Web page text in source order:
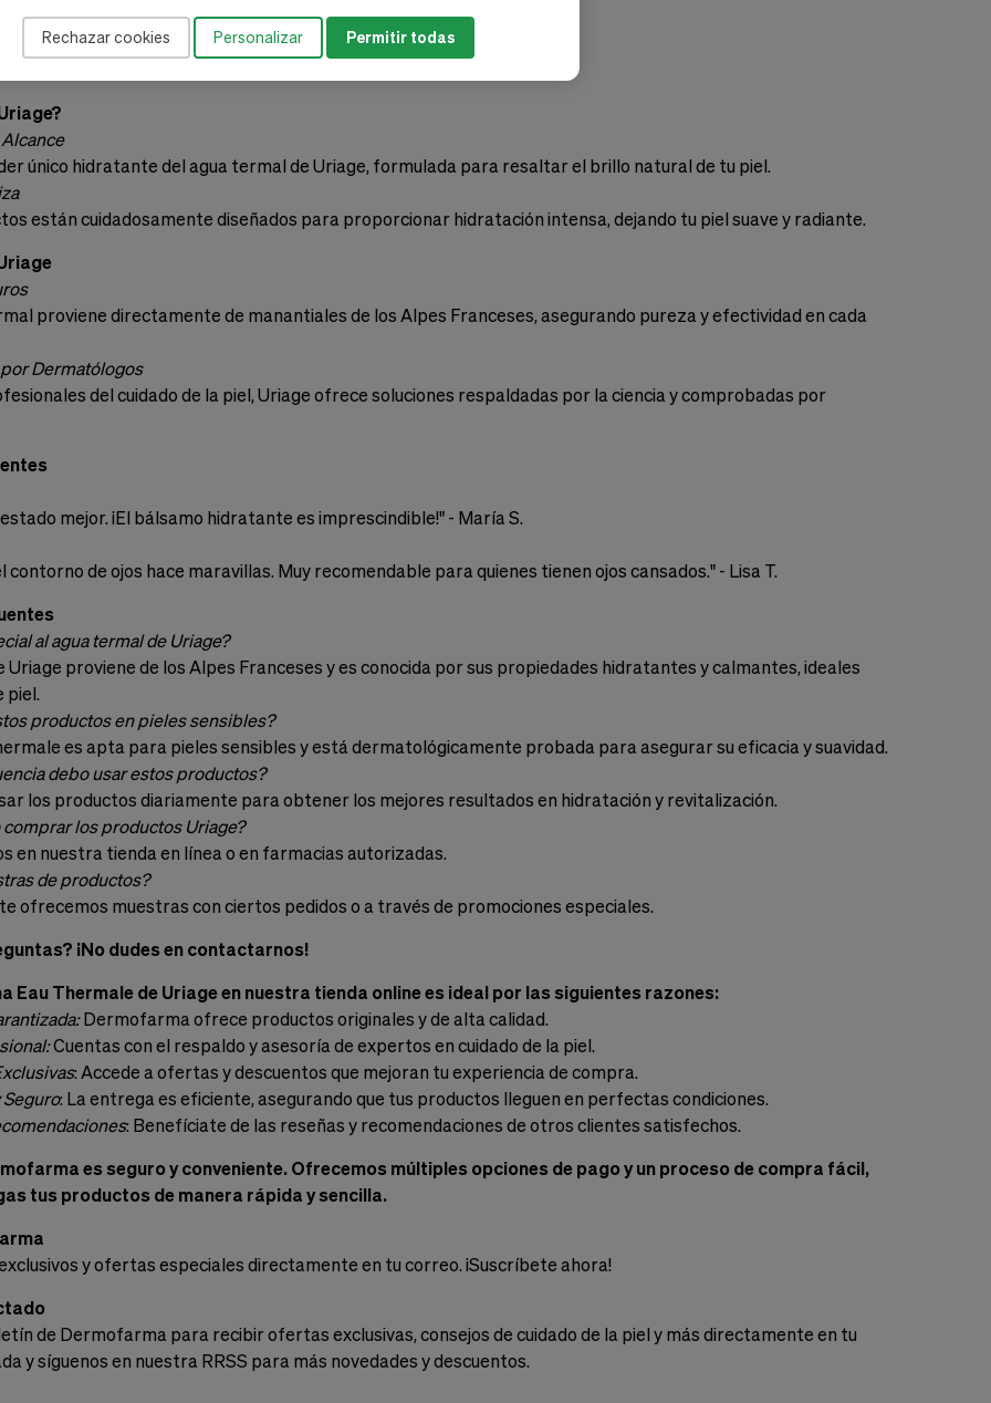
Rechazar cookies Personalizar Permitir todas
único hidratante del agua termal de Uriage, formulada para resaltar el brillo natural de tu piel.
están cuidadosamente diseñados para proporcionar hidratación intensa, dejando tu piel suave y radiante.
proviene directamente de manantiales de los Alpes Franceses, asegurando pureza y efectividad en cada
Dermatólogos
del cuidado de la piel, Uriage ofrece soluciones respaldadas por la ciencia y comprobadas por
mejor. ¡El bálsamo hidratante es imprescindible!" - María S.
contorno de ojos hace maravillas. Muy recomendable para quienes tienen ojos cansados." - Lisa T.
al agua termal de Uriage?
Uriage proviene de los Alpes Franceses y es conocida por sus propiedades hidratantes y calmantes, ideales
productos en pieles sensibles?
es apta para pieles sensibles y está dermatológicamente probada para asegurar su eficacia y suavidad.
debo usar estos productos?
los productos diariamente para obtener los mejores resultados en hidratación y revitalización.
los productos Uriage?
en nuestra tienda en línea o en farmacias autorizadas.
de productos?
ofrecemos muestras con ciertos pedidos o a través de promociones especiales.
¡No dudes en contactarnos!
Eau Thermale de Uriage en nuestra tienda online es ideal por las siguientes razones:
Dermofarma ofrece productos originales y de alta calidad.
Cuentas con el respaldo y asesoría de expertos en cuidado de la piel.
: Accede a ofertas y descuentos que mejoran tu experiencia de compra.
Seguro: La entrega es eficiente, asegurando que tus productos lleguen en perfectas condiciones.
: Benefíciate de las reseñas y recomendaciones de otros clientes satisfechos.
es seguro y conveniente. Ofrecemos múltiples opciones de pago y un proceso de compra fácil,
tus productos de manera rápida y sencilla.
y ofertas especiales directamente en tu correo. ¡Suscríbete ahora!
de Dermofarma para recibir ofertas exclusivas, consejos de cuidado de la piel y más directamente en tu
y síguenos en nuestra RRSS para más novedades y descuentos.